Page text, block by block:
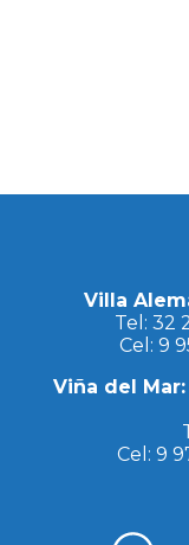
Villa
Tel: 32
Cel: 9
Viña del
Cel:9